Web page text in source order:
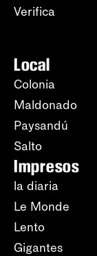
Verifica
Local
Colonia
Maldonado
Paysandú
Salto
Impresos
la diaria
Le Monde
Lento
Gigantes